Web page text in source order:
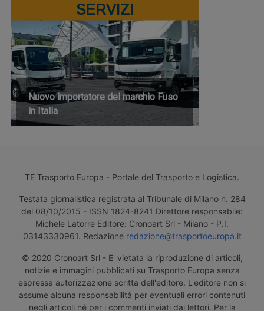
SERVIZI
Nuovo importatore del marchio Fuso
in Italia
TE Trasporto Europa - Portale del Trasporto e Logistica.
Testata giornalistica registrata al Tribunale di Milano n. 284
del 08/10/2015 - ISSN 1824-8241 Direttore responsabile:
Michele Latorre Editore: Cronoart Srl - Milano - P.I.
03143330961. Redazione redazione@trasportoeuropa.it
© 2020 Cronoart Srl - E' vietata la riproduzione di articoli,
notizie e immagini pubblicati su Trasporto Europa senza
espressa autorizzazione scritta dell'editore. L'editore non si
assume alcuna responsabilità per eventuali errori contenuti
negli articoli né per i commenti inviati dai lettori. Per la